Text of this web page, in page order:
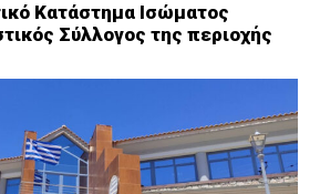
Κατάστημα Ισώματος
Σύλλογος της περιοχής